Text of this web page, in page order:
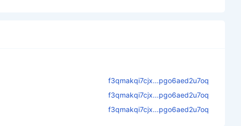
f3qmakqi7cjx...pgo6aed2u7oq
f3qmakqi7cjx...pgo6aed2u7oq
f3qmakqi7cjx...pgo6aed2u7oq